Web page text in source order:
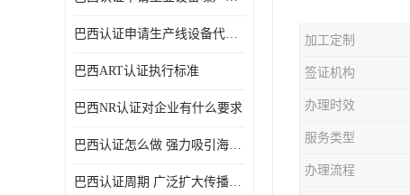
巴西认证申请生产线设备代理机构选择
巴西ART认证执行标准
巴西NR认证对企业有什么要求
巴西认证怎么做 强力吸引海外投资
巴西认证周期 广泛扩大传播范围
加工定制
签证机构
办理时效
服务类型
办理流程